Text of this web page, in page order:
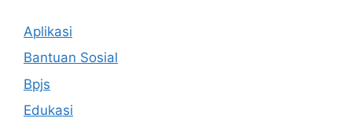
Aplikasi
Bantuan Sosial
Bpjs
Edukasi